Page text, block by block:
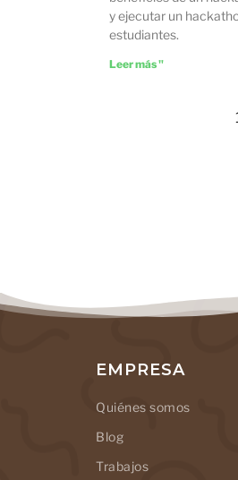
y ejecutar un
estudiantes.
Leer más "
EMPRESA
Quiénes somos
Blog
Trabajos